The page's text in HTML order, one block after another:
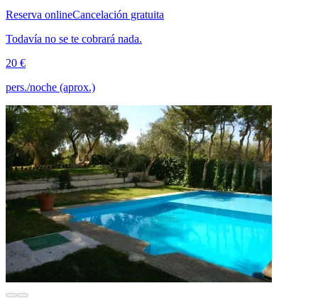
Reserva onlineCancelación gratuita
Todavía no se te cobrará nada.
20 €
pers./noche (aprox.)